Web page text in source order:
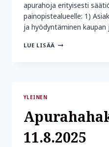
apurahoja erityisesti
painopistealueelle: 1)
ja hyödyntäminen kaupan
LUE LISÄÄ AVOIMESSA
TYÖLLISTYMISEN
EDISTÄMINEN
YLEINEN
11.8.2025